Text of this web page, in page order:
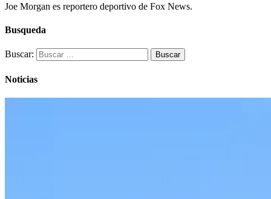
Joe Morgan es reportero deportivo de Fox News.
Busqueda
Buscar:
Noticias